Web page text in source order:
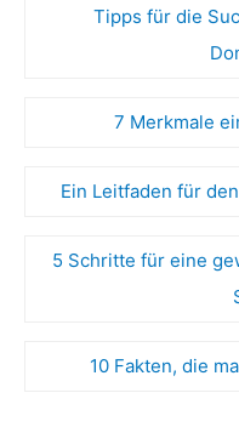
Tipps für die
7 Merkmale
Ein Leitfaden für
5 Schritte für eine
10 Fakten, die